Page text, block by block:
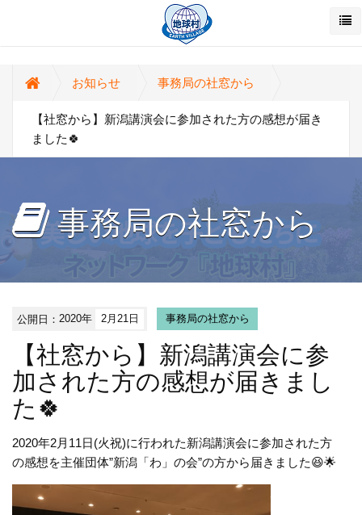
お知らせ 事務局の社窓から
【社窓から】新潟講演会に参加された方の感想が届き
ました🍀
事務局の社窓から
公開日：2020年 2月21日 事務局の社窓から
【社窓から】新潟講演会に参
加された方の感想が届きまし
た🍀
2020年2月11日(火祝)に行われた新潟講演会に参加された方
の感想を主催団体”新潟「わ」の会”の方から届きました😆🌟